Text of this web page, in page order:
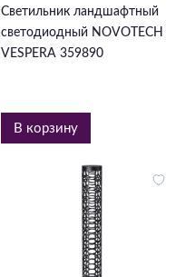
Светильник ландшафтный
светодиодный NOVOTECH
VESPERA 359890
В корзину